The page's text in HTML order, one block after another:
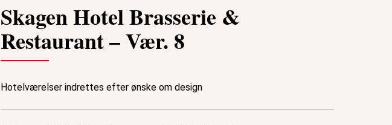
Skagen Hotel Brasserie &
Restaurant – Vær. 8
Hotelværelser indrettes efter ønske om design